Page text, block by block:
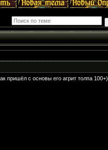
пришёл с основы его агрит толпа 100+)